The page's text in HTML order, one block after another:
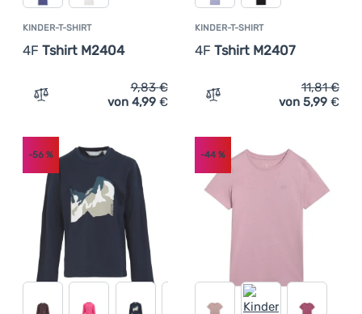
KINDER-T-SHIRT
4F Tshirt M2404
Zum Vergleich 'Kinder-T-Shirt 4F Tshirt M2404'
9,83€
von 4,99 €
KINDER-T-SHIRT
4F Tshirt M2407
Zum Vergleich 'Kinder-T-
11,81€
von 5,99 €
-56 % -44%